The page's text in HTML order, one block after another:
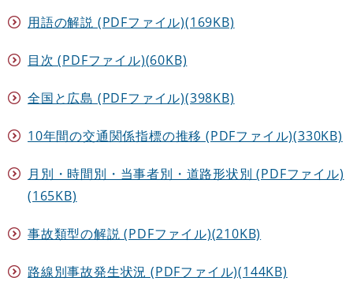
用語の解説 (PDFファイル)(169KB)
目次 (PDFファイル)(60KB)
全国と広島 (PDFファイル)(398KB)
10年間の交通関係指標の推移 (PDFファイル)(330KB)
月別・時間別・当事者別・道路形状別 (PDFファイル)
(165KB)
事故類型の解説 (PDFファイル)(210KB)
路線別事故発生状況 (PDFファイル)(144KB)